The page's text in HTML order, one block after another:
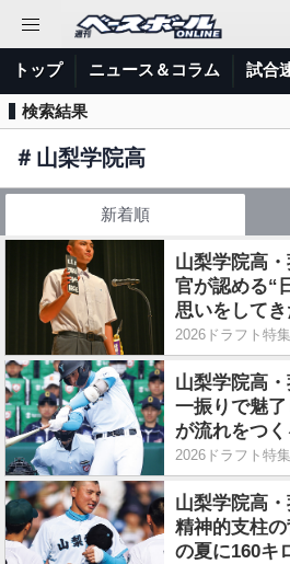
トップ ニュース＆コラム 試合
検索結果
＃ 山梨学院高
新着順
山梨学院高
官が認める“
思いをして
チームを勝た
山梨学院高
一振りで魅
が流れをつ
ている」
山梨学院高
精神的支柱
の夏に160キ